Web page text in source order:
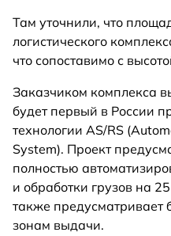
Там уточнили, что
логистического
что сопоставимо с
Заказчиком комплекса
будет первый в России
технологии AS/RS
System). Проект
полностью
и обработки грузов на
также предусматривает
зонам выдачи.